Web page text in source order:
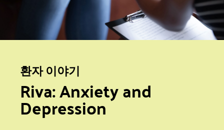
환자 이야기
Riva: Anxiety and
Depression